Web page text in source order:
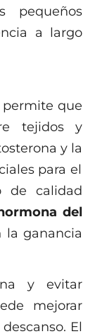
pequeños
a largo
que
tejidos y
y la
para el
de calidad
del
la ganancia
y evitar
mejorar
El